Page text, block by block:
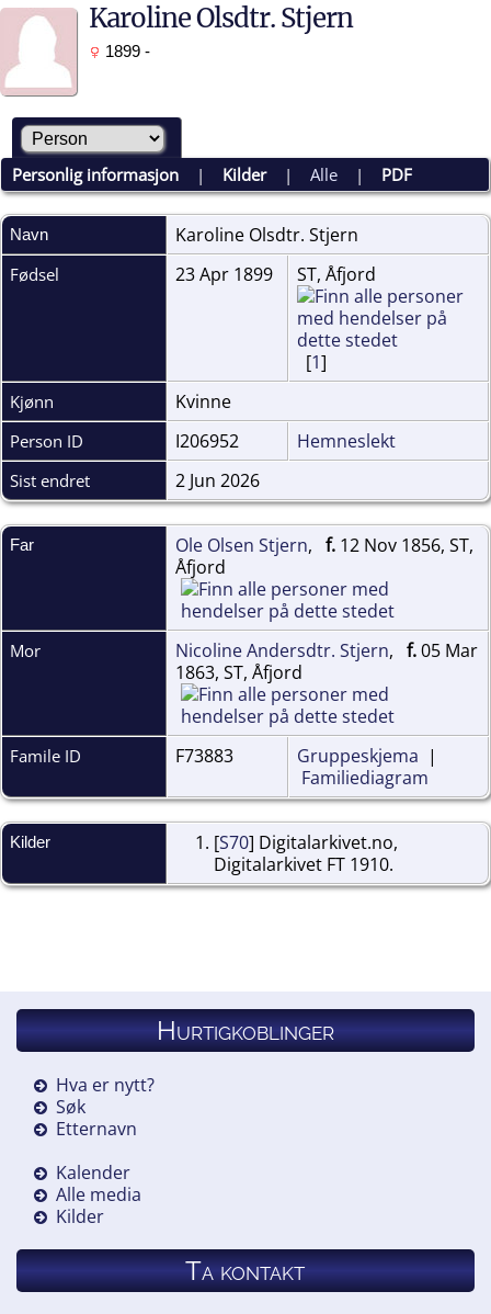
Karoline Olsdtr. Stjern
1899 -
Personlig informasjon | Kilder|Alle | PDF
Navn Karoline Olsdtr. Stjern
Fødsel 23 Apr 1899 ST, Åfjord
[1]
Kjønn Kvinne
Person ID I206952 Hemneslekt
Sist endret 2 Jun 2026
Far Ole Olsen Stjern, f. 12 Nov 1856, ST,
Åfjord
Mor Nicoline Andersdtr. Stjern, f.05 Mar
1863, ST, Åfjord
Famile ID F73883 Gruppeskjema |
Familiediagram
Kilder [S70] Digitalarkivet.no,
Digitalarkivet FT 1910.
Hurtigkoblinger
Hva er nytt?
Søk
Etternavn
Kalender
Alle media
Kilder
Ta kontakt